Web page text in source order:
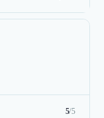
5/5